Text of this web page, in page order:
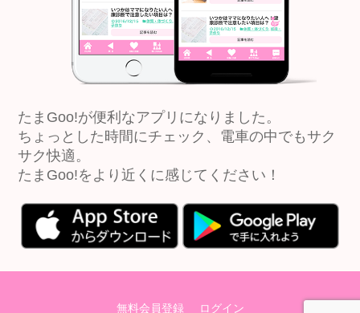
たまGoo!が便利なアプリになりました。
ちょっとした時間にチェック、電車の中でもサク
サク快適。
たまGoo!をより近くに感じてください！
無料会員登録 ログイン